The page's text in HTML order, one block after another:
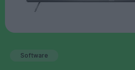
Software